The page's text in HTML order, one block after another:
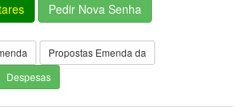
Pedir Nova Senha
Propostas Emenda da
Despesas